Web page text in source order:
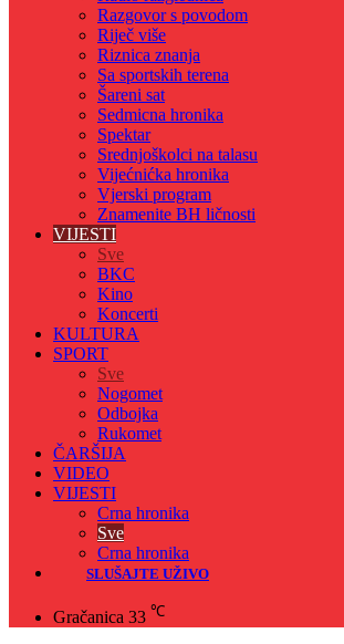
Razgovor s povodom
Riječ više
Riznica znanja
Sa sportskih terena
Šareni sat
Sedmicna hronika
Spektar
Srednjoškolci na talasu
Vijećnićka hronika
Vjerski program
Znamenite BH ličnosti
VIJESTI
Sve
BKC
Kino
Koncerti
KULTURA
SPORT
Sve
Nogomet
Odbojka
Rukomet
ČARŠIJA
VIDEO
VIJESTI
Crna hronika
Sve
Crna hronika
SLUŠAJTE UŽIVO
Gračanica 33 ℃